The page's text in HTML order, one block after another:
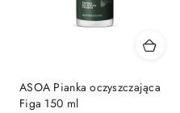
ASOA Pianka oczyszczająca
Figa 150 ml